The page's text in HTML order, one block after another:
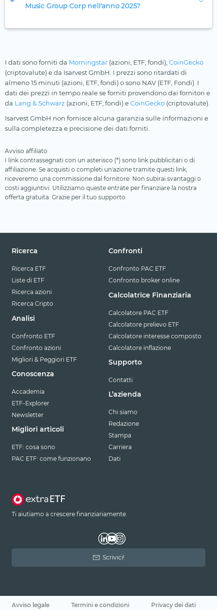
Music Group Corp nell'anno 2025?
I dati sono forniti da Morningstar (azioni, ETF, fondi), CoinGecko
(criptovalute) e da Isarvest GmbH. I prezzi sono ritardati di
almeno 15 minuti (azioni, ETF, fondi) o sono NAV (ETF, Fondi). I
dati dei prezzi in tempo reale se forniti provendono dai fornitori e
da Lang & Schwarz (azioni, ETF, fondi) eCoinGecko (criptovalute).
Isarvest GmbH non fornisce alcuna garanzia sulle informazioni e
sulla completezza e precisione dei dati forniti.
Avviso affiliato
I link contrassegnati con un asterisco (*) sono link pubblicitari o di
affiliazione. Se acquisti o completi un'azione tramite questi link,
riceveremo una commissione dal fornitore. Non subirai svantaggi o
costi aggiuntivi. Utilizziamo queste entrate per finanziare la nostra
offerta gratuita. Grazie per il tuo supporto.
Ricerca
Ricerca ETF
Liste di ETF
Ricerca azioni
Ricerca Cripto
Analisi
Confronto ETF
Confronto azioni
Migliori & Peggiori ETF
Conoscenza
Accademia
ETF-Explorer
Newsletter
Migliori articoli
ETF: cosa sono
PAC ETF: come funzionano
Confronti
Confronto PAC ETF
Confronto broker online
Calcolatrice Finanziaria
Calcolatore PAC ETF
Calcolatore prelievo ETF
Calcolatore interesse composto
Calcolatore inflazione
Supporto
Contatti
L’azienda
Chi siamo
Redazione
Stampa
Carriera
Dati
Ti aiutiamo a crescere finanziariamente.
Scrivici!
Avviso legale Termini e condizioni Privacy dei dati